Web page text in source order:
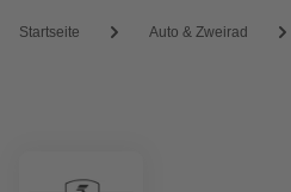
Startseite Auto & Zweirad